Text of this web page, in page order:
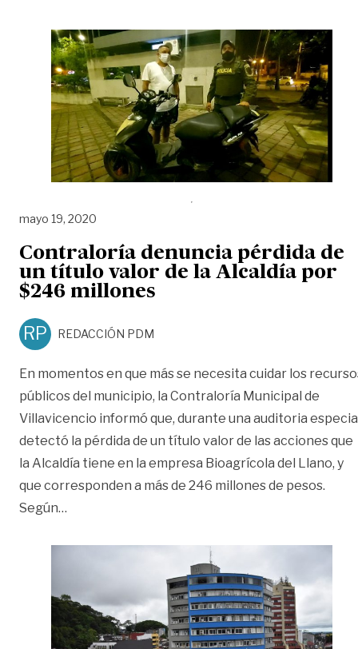
mayo 19, 2020
Contraloría denuncia pérdida de
un título valor de la Alcaldía por
$246 millones
RP REDACCIÓN PDM
En momentos en que más se necesita cuidar los
públicos del municipio, la Contraloría Municipal de
Villavicencio informó que, durante una auditoria
detectó la pérdida de un título valor de las acciones que
la Alcaldía tiene en la empresa Bioagrícola del Llano, y
que corresponden a más de 246 millones de pesos.
Según…